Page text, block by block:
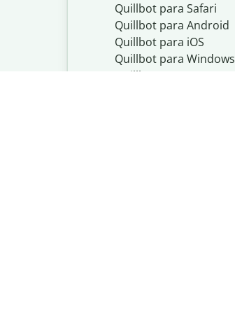
Quillbot para Safari
Quillbot para Android
Quillbot para iOS
Quillbot para Windows
Quillbot para macOS